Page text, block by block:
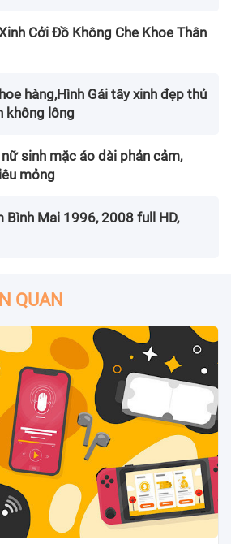
Cởi Đồ Không Che Khoe Thân
hàng,Hình Gái tây xinh đẹp thủ
không lông
sinh mặc áo dài phản cảm,
mỏng
Bình Mai 1996, 2008 full HD,
QUAN